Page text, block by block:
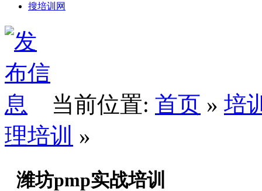
搜培训网
当前位置: 首页 » 培
理培训 »
潍坊pmp实战培训